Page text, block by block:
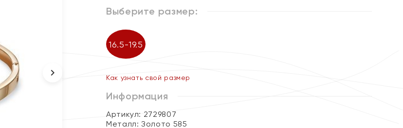
Выберите размер:
16.5-19.5
Как узнать свой размер
Информация
Артикул: 2729807
Металл:Золото 585